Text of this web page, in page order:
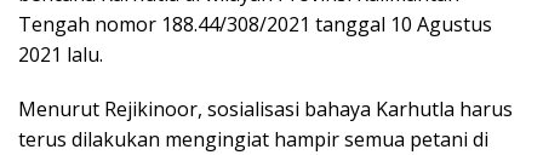
Tengah nomor 188.44/308/2021 tanggal 10 Agustus
2021 lalu.
Menurut Rejikinoor, sosialisasi bahaya Karhutla harus
terus dilakukan mengingiat hampir semua petani di